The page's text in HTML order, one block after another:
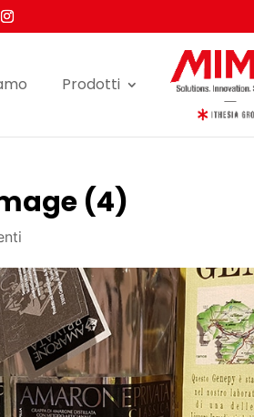
Prodotti
(4)